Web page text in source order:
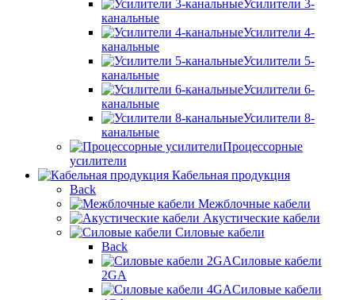
Усилители 3-
канальные
Усилители 4-
канальные
Усилители 5-
канальные
Усилители 6-
канальные
Усилители 8-
канальные
Процессорные
усилители
Кабельная продукция
Back
Межблочные кабели
Акустические кабели
Силовые кабели
Back
Силовые кабели
2GA
Силовые кабели